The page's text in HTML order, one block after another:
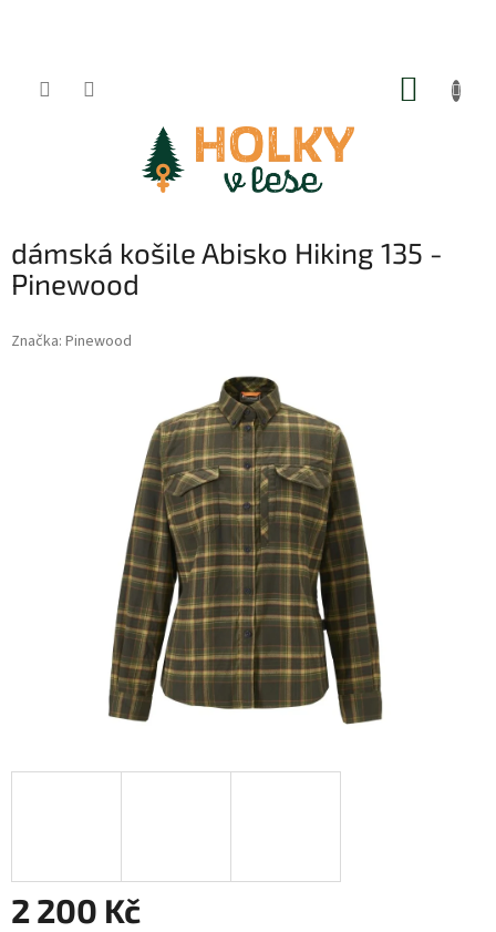
dámská košile Abisko Hiking 135 -
Pinewood
Značka: Pinewood
2 200 Kč